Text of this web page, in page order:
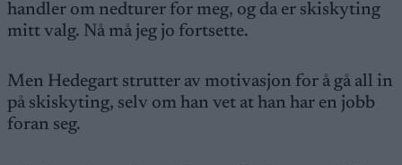
handler om nedturer for meg, og da er skiskyting
mitt valg. Nå må jeg jo fortsette.
Men Hedegart strutter av motivasjon for å gå all in
på skiskyting, selv om han vet at han har en jobb
foran seg.